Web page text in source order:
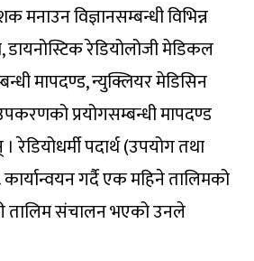
मनाउन विज्ञानसम्बन्धी विभिन्न
डायनोस्टिक रेडियोलोजी मेडिकल
मापदण्ड, न्युक्लियर मेडिसिन
प्रयोगसम्बन्धी मापदण्ड
पदार्थ (उपयोग तथा
गर्दै एक महिने तालिमको
तालिम संचालन भएको उनले